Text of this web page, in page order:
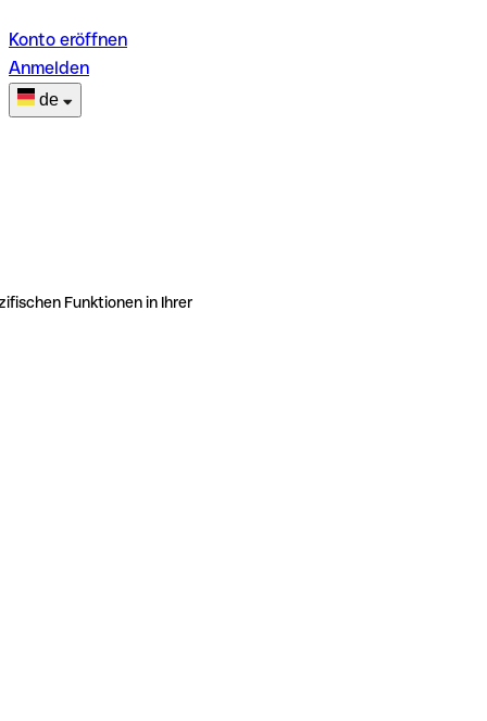
Konto eröffnen
Anmelden
de
Funktionen in Ihrer